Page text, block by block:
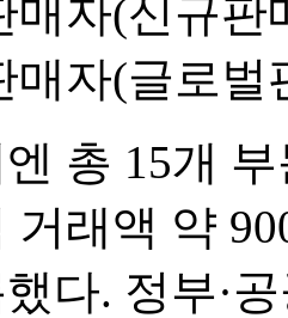
매자(신규
매자(글로
총 15개
거래액 약
다. 정부·